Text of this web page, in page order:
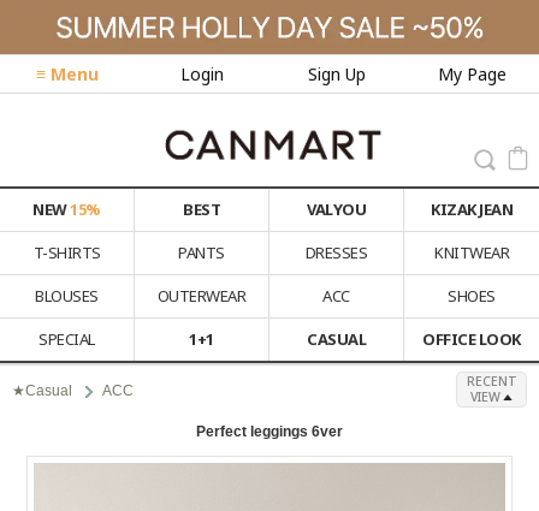
≡ Menu Login Sign Up My Page
NEW15% BEST VALYOU
KIZAK JEAN
T-SHIRTS
PANTS DRESSES
KNITWEAR
BLOUSES
OUTERWEAR ACC
SHOES
SPECIAL
1+1 CASUAL OFFICE LOOK
★Casual ACC
RECENT
VIEW
Perfect leggings 6ver